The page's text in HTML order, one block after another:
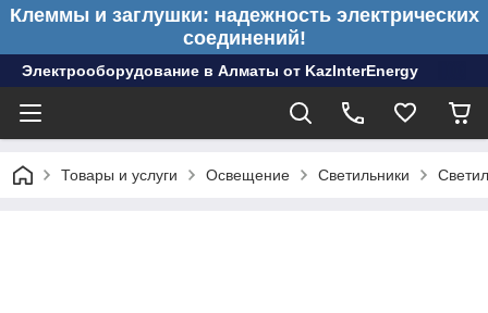
Клеммы и заглушки: надежность электрических
соединений!
Электрооборудование в Алматы от KazInterEnergy
Товары и услуги Освещение Светильники